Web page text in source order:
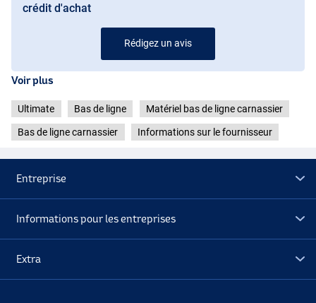
crédit d'achat
Rédigez un avis
Voir plus
Ultimate Bas de ligne Matériel bas de ligne carnassier
Bas de ligne carnassier Informations sur le fournisseur
Entreprise
Informations pour les entreprises
Extra